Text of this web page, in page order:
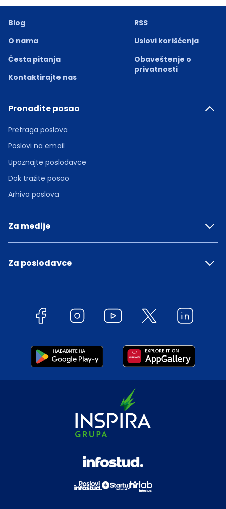
Blog
O nama
Česta pitanja
Kontaktirajte nas
RSS
Uslovi korišćenja
Obaveštenje o
privatnosti
Pronađite posao
Pretraga poslova
Poslovi na email
Upoznajte poslodavce
Dok tražite posao
Arhiva poslova
Za medije
Za poslodavce